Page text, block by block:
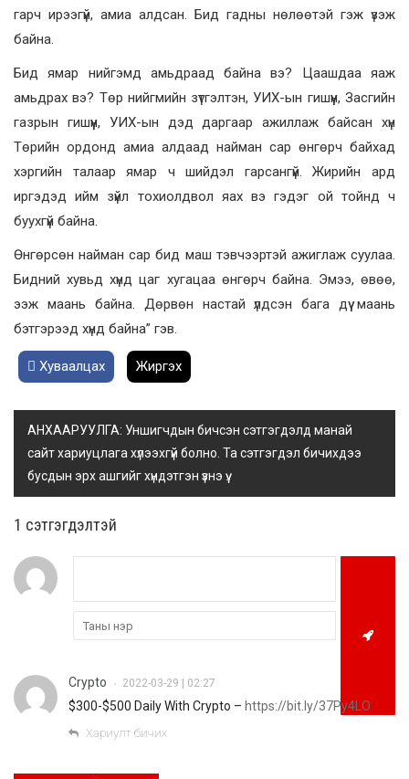
гарч ирээгүй, амиа алдсан. Бид гадны нөлөөтэй гэж үзэж
байна.
Бид ямар нийгэмд амьдраад байна вэ? Цаашдаа яаж
амьдрах вэ? Төр нийгмийн зүтгэлтэн, УИХ-ын гишүүн, Засгийн
газрын гишүүн, УИХ-ын дэд даргаар ажиллаж байсан хүн
Төрийн ордонд амиа алдаад найман сар өнгөрч байхад
хэргийн талаар ямар ч шийдэл гарсангүй. Жирийн ард
иргэдэд ийм зүйл тохиолдвол яах вэ гэдэг ой тойнд ч
буухгүй байна.
Өнгөрсөн найман сар бид маш тэвчээртэй ажиглаж суулаа.
Бидний хувьд хүнд цаг хугацаа өнгөрч байна. Эмээ, өвөө,
ээж маань байна. Дөрвөн настай үлдсэн бага дүү маань
бэтгэрээд хүнд байна” гэв.
Хуваалцах Жиргэх
АНХААРУУЛГА: Уншигчдын бичсэн сэтгэгдэлд манай
сайт хариуцлага хүлээхгүй болно. Та сэтгэгдэл бичихдээ
бусдын эрх ашгийг хүндэтгэн үзнэ үү.
1 сэтгэгдэлтэй
Crypto • 2022-03-29 | 02:27
$300-$500 Daily With Crypto – https://bit.ly/37Py4LO
Хариулт бичих